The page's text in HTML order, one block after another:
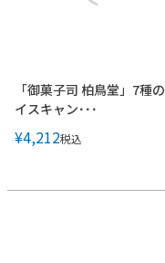
「御菓子司 柏鳥堂」7種
イスキャン･･･
¥4,212税込